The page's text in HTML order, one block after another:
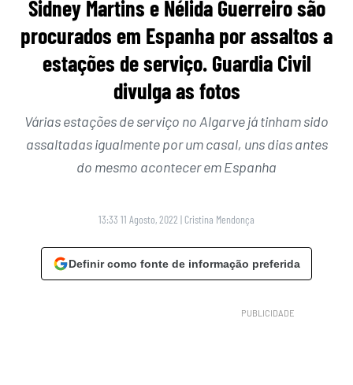
Sidney Martins e Nélida Guerreiro são
procurados em Espanha por assaltos a
estações de serviço. Guardia Civil
divulga as fotos
Várias estações de serviço no Algarve já tinham sido
assaltadas igualmente por um casal, uns dias antes
do mesmo acontecer em Espanha
13:33 11 Agosto, 2022 | Cristina Mendonça
Definir como fonte de informação preferida